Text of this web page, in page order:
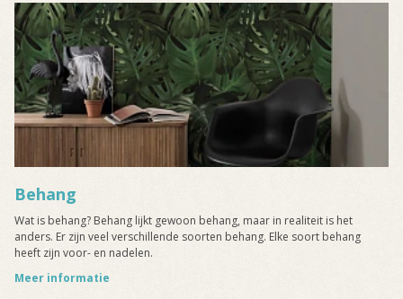
Behang
Wat is behang? Behang lijkt gewoon behang, maar in realiteit is het
anders. Er zijn veel verschillende soorten behang. Elke soort behang
heeft zijn voor- en nadelen.
Meer informatie